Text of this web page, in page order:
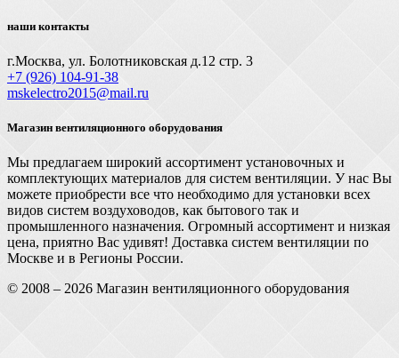
наши контакты
г.Москва, ул. Болотниковская д.12 стр. 3
+7 (926) 104-91-З8
mskelectro2015@mail.ru
Магазин вентиляционного оборудования
Мы предлагаем широкий ассортимент установочных и
комплектующих материалов для систем вентиляции. У нас Вы
можете приобрести все что необходимо для установки всех
видов систем воздуховодов, как бытового так и
промышленного назначения. Огромный ассортимент и низкая
цена, приятно Вас удивят! Доставка систем вентиляции по
Москве и в Регионы России.
© 2008 – 2026 Магазин вентиляционного оборудования